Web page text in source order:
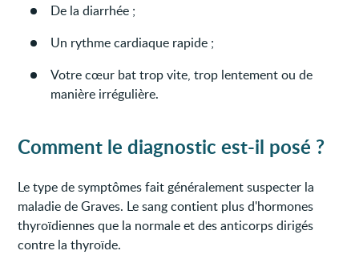
De la diarrhée ;
Un rythme cardiaque rapide ;
Votre cœur bat trop vite, trop lentement ou de
manière irrégulière.
Comment le diagnostic est-il posé ?
Le type de symptômes fait généralement suspecter la
maladie de Graves. Le sang contient plus d'hormones
thyroïdiennes que la normale et des anticorps dirigés
contre la thyroïde.